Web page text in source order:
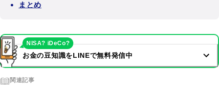
まとめ
お金の豆知識をLINEで無料発信中
NISA? iDeCo?
関連記事